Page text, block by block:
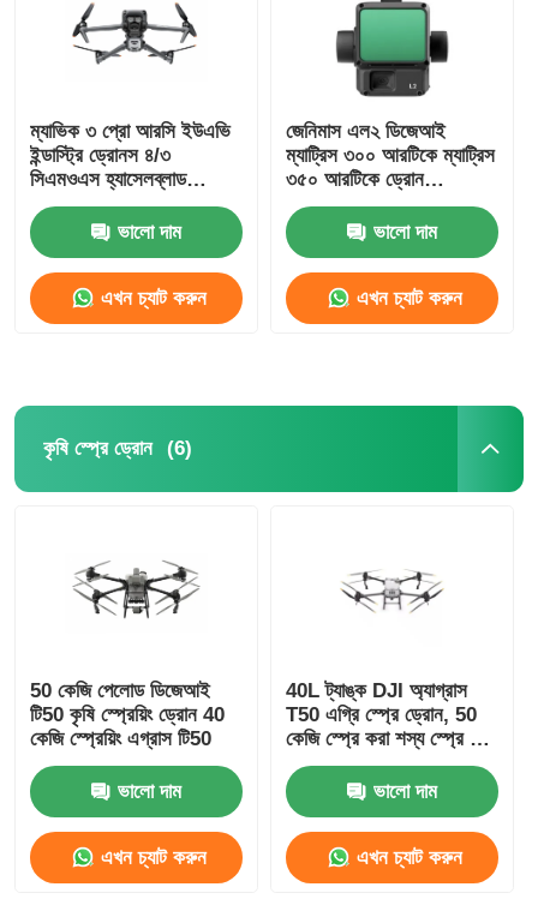
পণ্য
কারখানা পরিদর্শন
মান নিয়ন্ত্রণ
খবর
ম্যাভিক ৩ প্রো আরসি ইউএভি
ইন্ডাস্ট্রি ড্রোনস ৪/৩
সিএমওএস হ্যাসেলব্লাড
ক্যামেরা
ভালো দাম
এখন চ্যাট করুন
জেনিমাস এল২ ডিজেআই
ম্যাট্রিস ৩০০ আরটিকে ম্যাট্রিস
৩৫০ আরটিকে ড্রোন
ইন্টিগ্রেটেড লিডার ক্যামেরা
এইচ৩০টি জরুরী প্রতিক্রিয়া /
টপোগ্রাফিক ম্যাপিং / এইসি
ভালো দাম
এখন চ্যাট করুন
কৃষি স্প্রে ড্রোন (6)
50 কেজি পেলোড ডিজেআই
টি50 কৃষি স্প্রেয়িং ড্রোন 40
কেজি স্প্রেয়িং এগ্রাস টি50
ভালো দাম
এখন চ্যাট করুন
40L ট্যাঙ্ক DJI অ্যাগ্রাস
T50 এগ্রি স্প্রে ড্রোন, 50
কেজি স্প্রে করা শস্য স্প্রে করা
ড্রোন
ভালো দাম
এখন চ্যাট করুন